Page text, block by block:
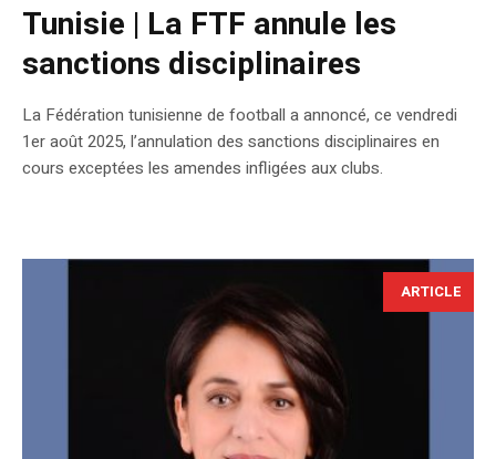
Tunisie | La FTF annule les
sanctions disciplinaires
La Fédération tunisienne de football a annoncé, ce vendredi
1er août 2025, l’annulation des sanctions disciplinaires en
cours exceptées les amendes infligées aux clubs.
ARTICLE